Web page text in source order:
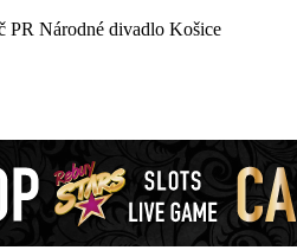
PR Národné divadlo Košice